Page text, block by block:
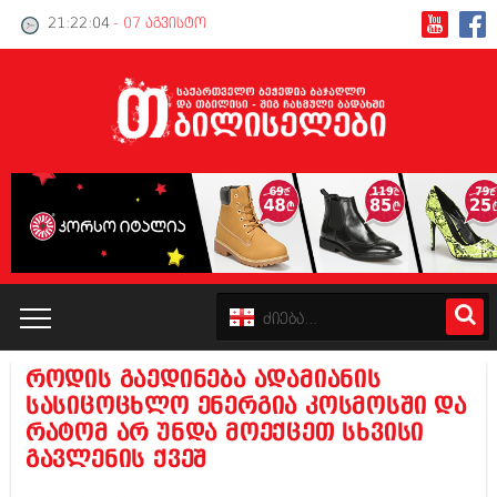
21:22:05 - 07 აგვისტო
კატალოგი
პოლიტიკა
როდის გაედინება ადამიანის
სასიცოცხლო ენერგია კოსმოსში და
რატომ არ უნდა მოექცეთ სხვისი
გავლენის ქვეშ